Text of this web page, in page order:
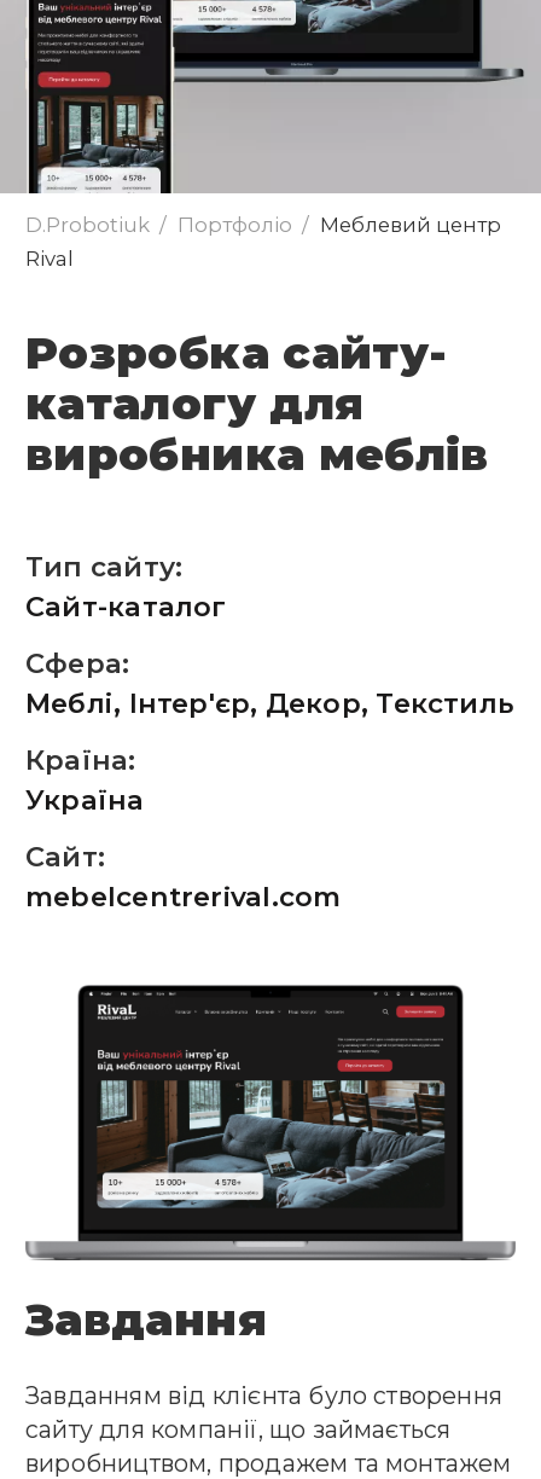
D.Probotiuk Портфоліо
Меблевий центр
Rival
Розробка сайту-
каталогу для
виробника меблів
Тип сайту:
Сайт-каталог
Сфера:
Меблі, Інтер'єр, Декор, Текстиль
Країна:
Україна
Сайт:
mebelcentrerival.com
Завдання
Завданням від клієнта було створення
сайту для компанії, що займається
виробництвом, продажем та монтажем